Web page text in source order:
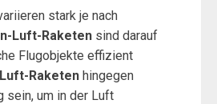
stark je nach
Luft-Raketen sind darauf
Flugobjekte effizient
Raketen hingegen
sein, um in der Luft